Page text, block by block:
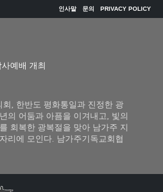
인사말 문의 PRIVACY POLICY
예배 개최
회, 한반도 평화통일과 진정한 광
의 어둠과 아픔을 이겨내고, 빛의
회복한 광복절을 맞아 남가주 지
리에 모인다. 남가주기독교회협